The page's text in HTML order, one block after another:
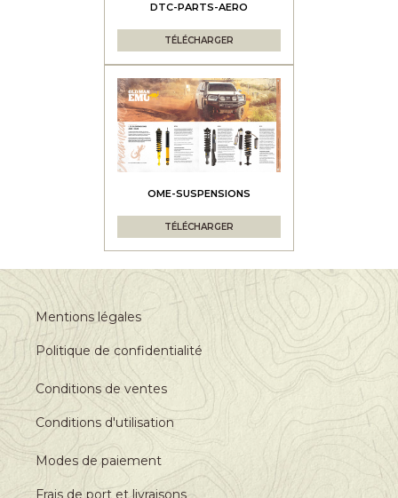
DTC-PARTS-AERO
TÉLÉCHARGER
OME-SUSPENSIONS
TÉLÉCHARGER
Mentions légales
Politique de confidentialité
Conditions de ventes
Conditions d'utilisation
Modes de paiement
Frais de port et livraisons